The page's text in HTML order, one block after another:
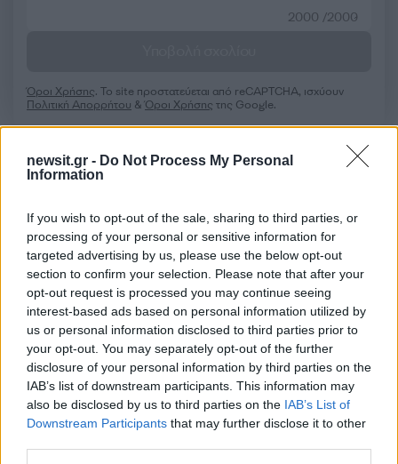
newsit.gr - Do Not Process My Personal
Information
If you wish to opt-out of the sale, sharing to third parties, or
processing of your personal or sensitive information for
targeted advertising by us, please use the below opt-out
section to confirm your selection. Please note that after your
opt-out request is processed you may continue seeing
interest-based ads based on personal information utilized by
us or personal information disclosed to third parties prior to
your opt-out. You may separately opt-out of the further
disclosure of your personal information by third parties on the
IAB’s list of downstream participants. This information may
also be disclosed by us to third parties on the IAB’s List of
Downstream Participants that may further disclose it to other
2000 /2000
Όροι Χρήσης. Το site προστατεύεται από reCAPTCHA, ισχύουν
Πολιτική Απορρήτου &Όροι Χρήσης της Google.
ΗΣΑΠ
ΜΕΤΡΟ
Ακολουθήστε το Νewsit.gr στοGoogle Newsκαι
ενημερωθείτε πρώτοι για όλη την ειδησεογραφία και τα
τελευταία νέατης ημέρας
Πιο δημοφιλή
1 Κωνσταντίνος Αργυρός και Αλεξάνδρα
με τα δύο παιδιά τους